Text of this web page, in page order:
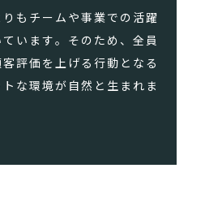
もチームや事業での活躍
います。そのため、全員
評価を上げる行動となる
な環境が自然と生まれま